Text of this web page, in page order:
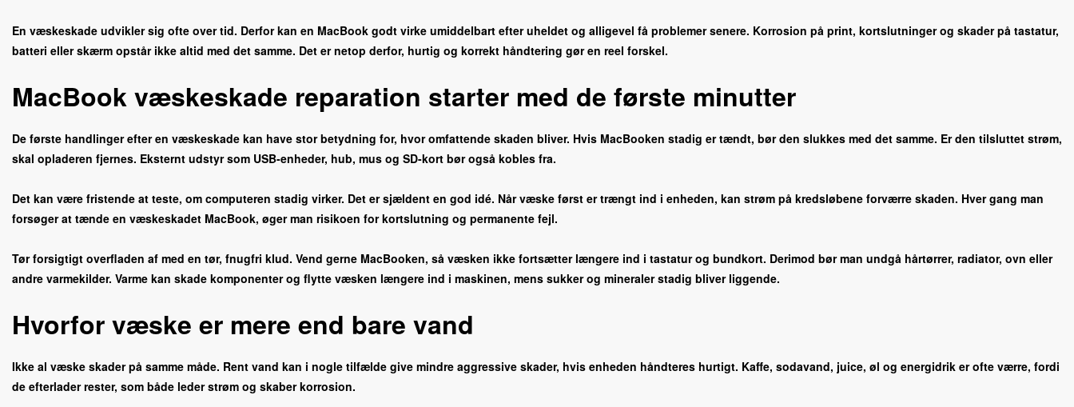
En væskeskade udvikler sig ofte over tid. Derfor kan en MacBook godt virke umiddelbart efter uheldet og alligevel få problemer senere. Korrosion på print, kortslutninger og skader på tastatur,
batteri eller skærm opstår ikke altid med det samme. Det er netop derfor, hurtig og korrekt håndtering gør en reel forskel.
MacBook væskeskade reparation starter med de første minutter
De første handlinger efter en væskeskade kan have stor betydning for, hvor omfattende skaden bliver. Hvis MacBooken stadig er tændt, bør den slukkes med det samme. Er den tilsluttet strøm,
skal opladeren fjernes. Eksternt udstyr som USB-enheder, hub, mus og SD-kort bør også kobles fra.
Det kan være fristende at teste, om computeren stadig virker. Det er sjældent en god idé. Når væske først er trængt ind i enheden, kan strøm på kredsløbene forværre skaden. Hver gang man
forsøger at tænde en væskeskadet MacBook, øger man risikoen for kortslutning og permanente fejl.
Tør forsigtigt overfladen af med en tør, fnugfri klud. Vend gerne MacBooken, så væsken ikke fortsætter længere ind i tastatur og bundkort. Derimod bør man undgå hårtørrer, radiator, ovn eller
andre varmekilder. Varme kan skade komponenter og flytte væsken længere ind i maskinen, mens sukker og mineraler stadig bliver liggende.
Hvorfor væske er mere end bare vand
Ikke al væske skader på samme måde. Rent vand kan i nogle tilfælde give mindre aggressive skader, hvis enheden håndteres hurtigt. Kaffe, sodavand, juice, øl og energidrik er ofte værre, fordi
de efterlader rester, som både leder strøm og skaber korrosion.